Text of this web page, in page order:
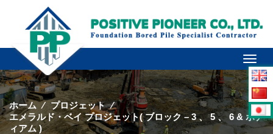
ホーム ⁄ プロジェット ⁄
エメラルド・ベイ プロジェット( ブロック – 3 、 5 、 6 & ポデ
ィアム )